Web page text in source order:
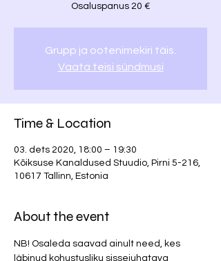
Osaluspanus 20 €
Grupp ja ootenimekiri täis.
Vaata teisi sündmusi
Time & Location
03. dets 2020, 18:00 – 19:30
Kõiksuse Kanaldused Stuudio, Pirni 5-216,
10617 Tallinn, Estonia
About the event
NB! Osaleda saavad ainult need, kes
läbinud kohustusliku sissejuhatava